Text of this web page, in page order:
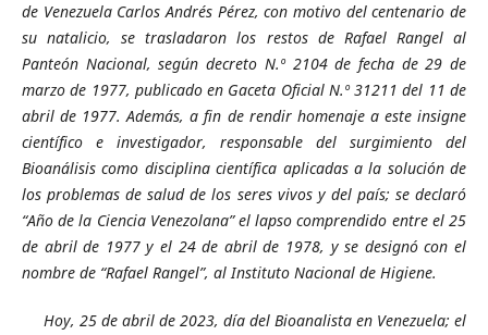
de Venezuela Carlos Andrés Pérez, con motivo del centenario de
su natalicio, se trasladaron los restos de Rafael Rangel al
Panteón Nacional, según decreto N.º 2104 de fecha de 29 de
marzo de 1977, publicado en Gaceta Oficial N.º 31211 del 11 de
abril de 1977.​ Además, a fin de rendir homenaje a este insigne
científico e investigador, responsable del surgimiento del
Bioanálisis como disciplina científica aplicadas a la solución de
los problemas de salud de los seres vivos y del país; se declaró
“Año de la Ciencia Venezolana” el lapso comprendido entre el 25
de abril de 1977 y el 24 de abril de 1978, y se designó con el
nombre de “Rafael Rangel”, al Instituto Nacional de Higiene.
Hoy, 25 de abril de 2023, día del Bioanalista en Venezuela; el